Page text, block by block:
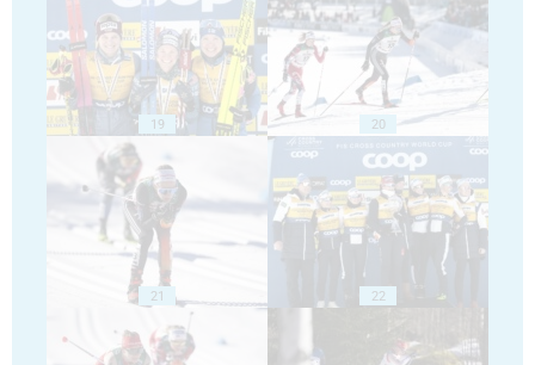
19 20
21 22